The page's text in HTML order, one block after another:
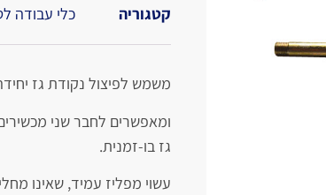
קטגוריה
כלי עבודה
משמש לפיצול נקודת גז
ומאפשרים לחבר שני מכשירים
גז בו-זמנית.
עשוי מפליז עמיד, שאינו